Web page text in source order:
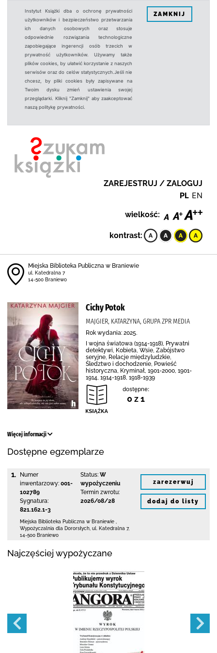
Instytut Książki dba o ochronę prywatności
użytkowników i bezpieczeństwo przetwarzania
ich danych osobowych oraz stosuje
odpowiednie rozwiązania technologiczne
zapobiegające ingerencji osób trzecich w
prywatność użytkowników. Używamy także
plików cookies, by ułatwić korzystanie z naszych
serwisów oraz do celów statystycznych.Jeśli nie
chcesz, by pliki cookies były zapisywane na
Twoim dysku zmień ustawienia swojej
przeglądarki. Kliknij "Zamknij" aby zaakceptować
naszą politykę prywatności.
ZAMKNIJ
ZAREJESTRUJ / ZALOGUJ
PL EN
wielkość:
kontrast:
Miejska Biblioteka Publiczna w Braniewie
ul. Katedralna 7
14-500 Braniewo
Cichy Potok
MAJGIER, KATARZYNA, GRUPA ZPR MEDIA
Rok wydania: 2025.
I wojna światowa (1914-1918), Prywatni
detektywi, Kobieta, Wsie, Zabójstwo
seryjne, Relacje międzyludzkie,
Śledztwo i dochodzenie, Powieść
historyczna, Kryminał, 1901-2000, 1901-
1914, 1914-1918, 1918-1939
dostępne:
0 z 1
Więcej informacji
Dostępne egzemplarze
1.
Numer
inwentarzowy: 001-
102789
Sygnatura:
821.162.1-3
Status: W
wypożyczeniu
Termin zwrotu:
2026/08/28
Miejska Biblioteka Publiczna w Braniewie
Wypożyczalnia dla Dororsłych, ul. Katedralna 7,
14-500 Braniewo
zarezerwuj
dodaj do listy
Najczęściej wypożyczane